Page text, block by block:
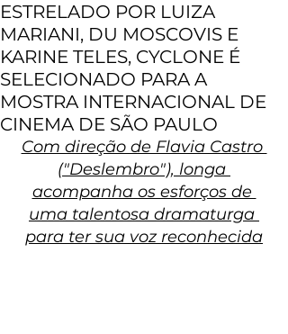
ESTRELADO POR LUIZA
MARIANI, DU MOSCOVIS E
KARINE TELES, CYCLONE É
SELECIONADO PARA A
MOSTRA INTERNACIONAL DE
CINEMA DE SÃO PAULO
Com direção de Flavia Castro
("Deslembro"), longa
acompanha os esforços de
uma talentosa dramaturga
para ter sua voz reconhecida